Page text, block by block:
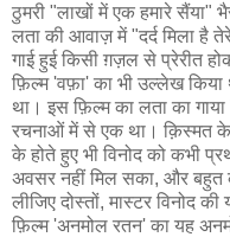
ठुमरी "लाखों में एक हमारे सैंया"
लता की आवाज़ में "दर्द मिला है
गाई हुई किसी ग़ज़ल से प्रेरीत
फ़िल्म 'वफ़ा' का भी उल्लेख किया
था। इस फ़िल्म का लता का गाया
रचनाओं में से एक था। क़िस्मत के
के होते हुए भी विनोद को कभी
अवसर नहीं मिल सका, और बहुत
लीजिए दोस्तों, मास्टर विनोद
फ़िल्म 'अनमोल रतन' का यह